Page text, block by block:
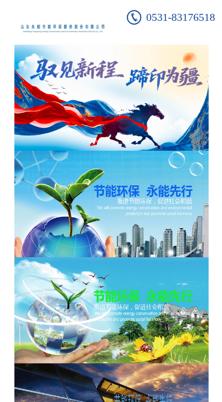
0531-83176518